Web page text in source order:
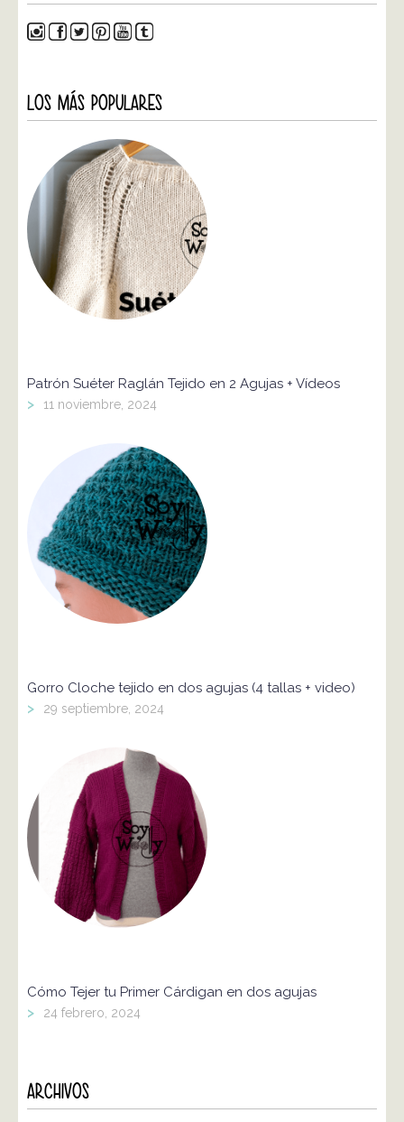
LOS MÁS POPULARES
Patrón Suéter Raglán Tejido en 2 Agujas + Vídeos
> 11 noviembre, 2024
Gorro Cloche tejido en dos agujas (4 tallas + video)
> 29 septiembre, 2024
Cómo Tejer tu Primer Cárdigan en dos agujas
> 24 febrero, 2024
ARCHIVOS